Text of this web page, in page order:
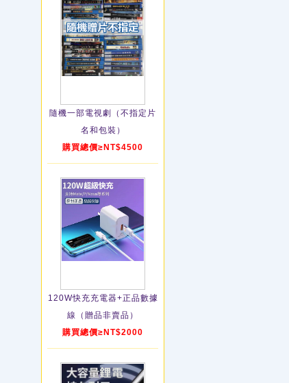
隨機一部電視劇（不指定片
名和包裝）
購買總價≥NT$4500
120W快充充電器+正品數據
線（贈品非賣品）
購買總價≥NT$2000